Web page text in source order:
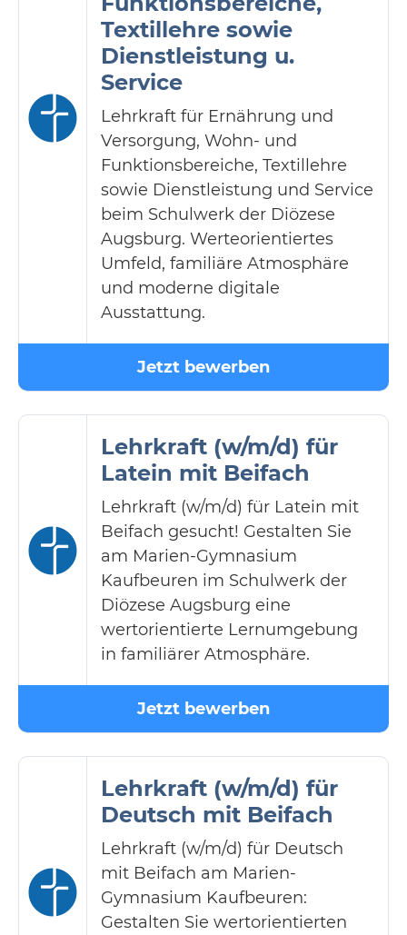
Textillehre sowie
Dienstleistung u.
Service
Lehrkraft für Ernährung und
Versorgung, Wohn- und
Funktionsbereiche, Textillehre
sowie Dienstleistung und Service
beim Schulwerk der Diözese
Augsburg. Werteorientiertes
Umfeld, familiäre Atmosphäre
und moderne digitale
Ausstattung.
Jetzt bewerben
Lehrkraft (w/m/d) für
Latein mit Beifach
Lehrkraft (w/m/d) für Latein mit
Beifach gesucht! Gestalten Sie
am Marien-Gymnasium
Kaufbeuren im Schulwerk der
Diözese Augsburg eine
wertorientierte Lernumgebung
in familiärer Atmosphäre.
Jetzt bewerben
Lehrkraft (w/m/d) für
Deutsch mit Beifach
Lehrkraft (w/m/d) für Deutsch
mit Beifach am Marien-
Gymnasium Kaufbeuren:
Gestalten Sie wertorientierten